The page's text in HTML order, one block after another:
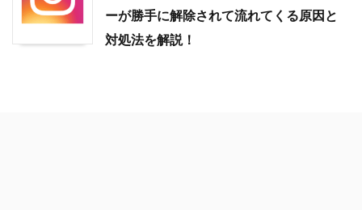
ーが勝手に解除されて流れてくる原因と
対処法を解説！